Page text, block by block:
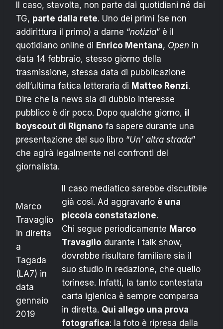
Il caso, stavolta, non parte dai quotidiani né dai
TG, parte dalla rete. Uno dei primi (se non
addirittura il primo) a darne “notizia” è il
quotidiano online di Enrico Mentana, Open in
data 14 febbraio, stesso giorno della
trasmissione, stessa data di pubblicazione
dell’ultima fatica letteraria di Matteo Renzi.
Dire che la news sia di dubbio interesse
pubblico è dir poco. Dopo qualche giorno, il
boyscout di Rignano fa sapere durante una
presentazione del suo libro “Un’ altra strada”
che agirà legalmente nei confronti del
giornalista.
Marco
Travaglio
in diretta
a
Tagada
(LA7) in
data
gennaio
2019
Il caso mediatico sarebbe discutibile
già così. Ad aggravarlo è una
piccola constatazione.
Chi segue periodicamente Marco
Travaglio durante i talk show,
dovrebbe risultare familiare sia il
suo studio in redazione, che quello
torinese. Infatti, la tanto contestata
carta igienica è sempre comparsa
in diretta. Qui allego una prova
fotografica: la foto è ripresa dalla